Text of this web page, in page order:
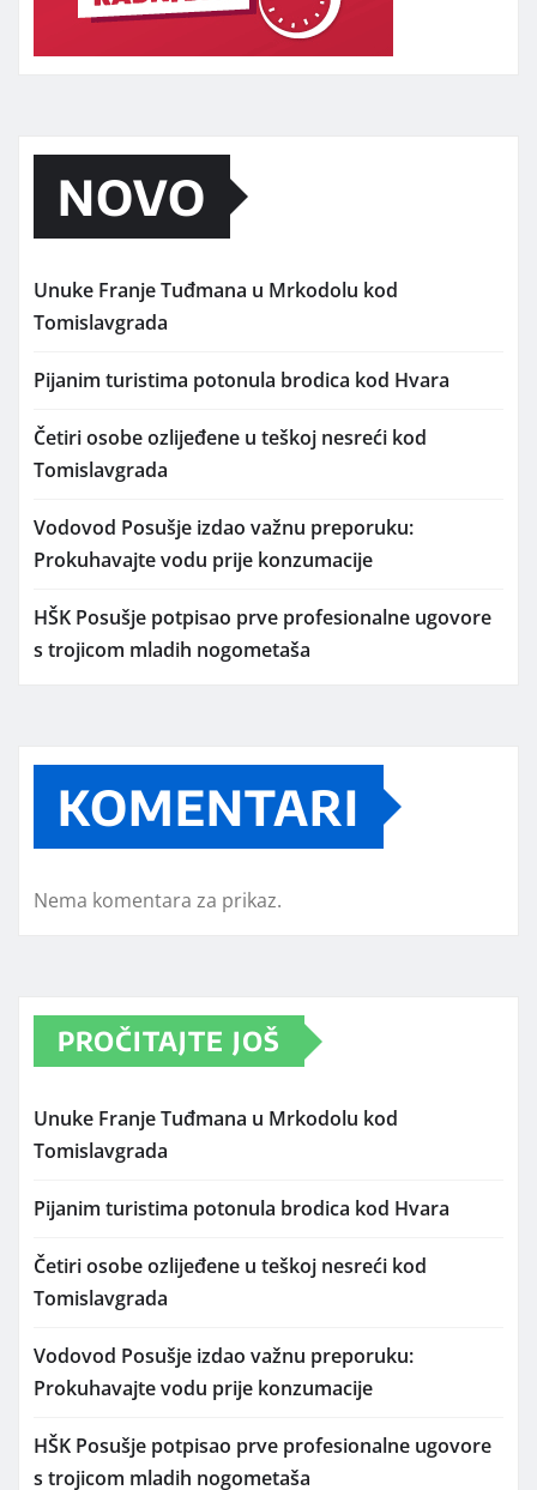
NOVO
Unuke Franje Tuđmana u Mrkodolu kod
Tomislavgrada
Pijanim turistima potonula brodica kod Hvara
Četiri osobe ozlijeđene u teškoj nesreći kod
Tomislavgrada
Vodovod Posušje izdao važnu preporuku:
Prokuhavajte vodu prije konzumacije
HŠK Posušje potpisao prve profesionalne ugovore
s trojicom mladih nogometaša
KOMENTARI
Nema komentara za prikaz.
PROČITAJTE JOŠ
Unuke Franje Tuđmana u Mrkodolu kod
Tomislavgrada
Pijanim turistima potonula brodica kod Hvara
Četiri osobe ozlijeđene u teškoj nesreći kod
Tomislavgrada
Vodovod Posušje izdao važnu preporuku:
Prokuhavajte vodu prije konzumacije
HŠK Posušje potpisao prve profesionalne ugovore
s trojicom mladih nogometaša